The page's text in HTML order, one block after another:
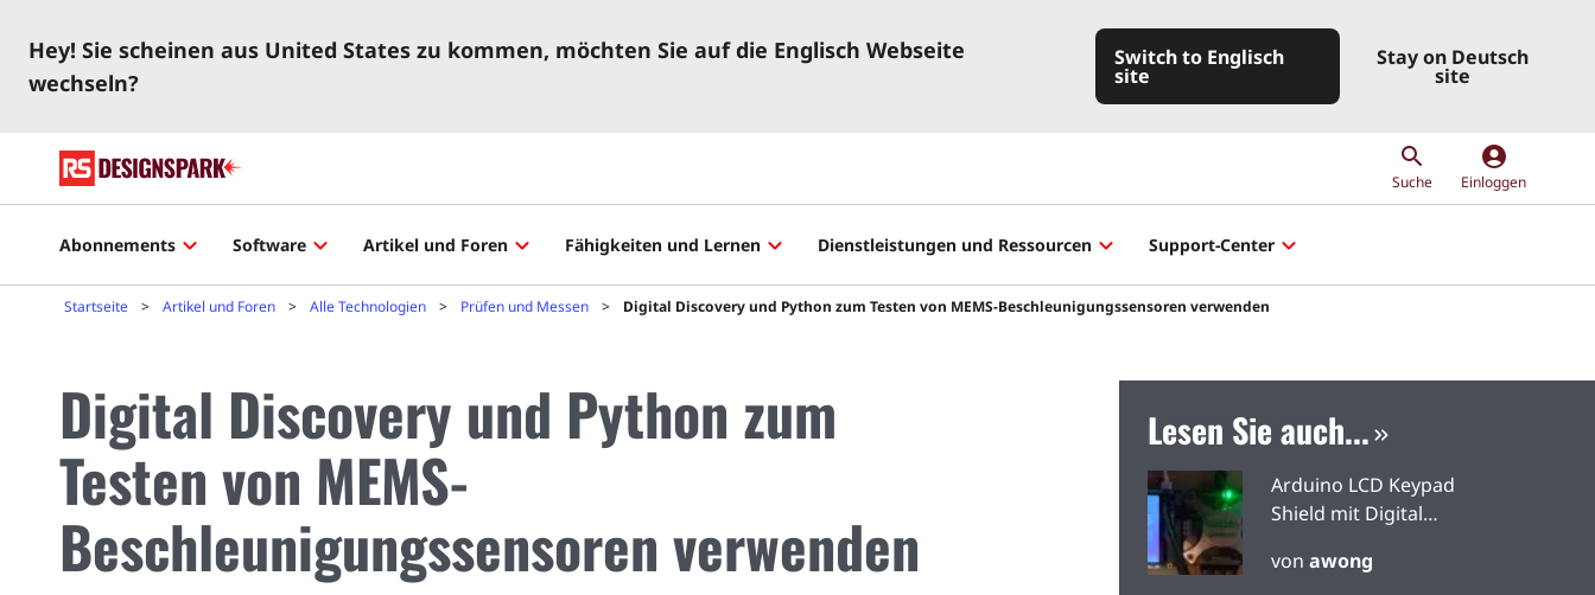
Hey! Sie scheinen aus United States zu kommen, möchten Sie auf die Englisch Webseite
wechseln?
Switch to Englisch
site
Stay on Deutsch
site
Suche
account_circle
Einloggen
Abonnements Software Artikel und Foren Fähigkeiten und Lernen Dienstleistungen und Ressourcen Support-Center
Startseite Artikel und Foren Alle Technologien Prüfen und Messen Digital Discovery und Python zum Testen von MEMS-Beschleunigungssensoren verwenden
Digital Discovery und Python zum
Testen von MEMS-
Beschleunigungssensoren verwenden
Lesen Sie auch...
Arduino LCD Keypad
Shield mit Digital
vonawong